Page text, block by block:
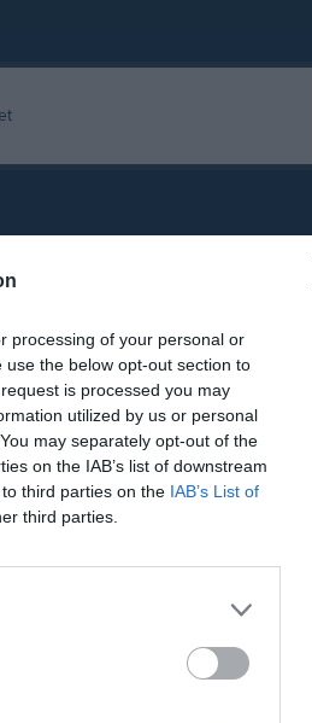
processing of your personal or
the below opt-out section to
is processed you may
utilized by us or personal
may separately opt-out of the
on the IAB’s list of downstream
third parties on the IAB’s List of
third parties.